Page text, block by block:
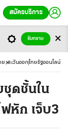
สมัครบริการ
ย ตะวันออก ไทยรัฐออนไลน์
ชุดชั้นใน
ฟหัก เจ็บ3
รับทราบ